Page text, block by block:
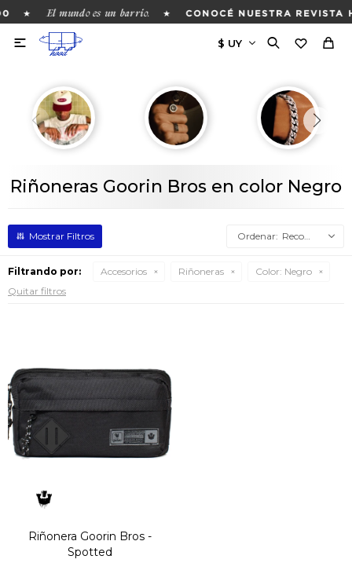
★ El mundo es un barrio. ★ CONOCÉ NUESTRA REVISTA

Riñoneras Goorin Bros en color Negro
Recomendados
Filtrando por: Accesorios Riñoneras Color: Negro
Quitar filtros
Riñonera Goorin Bros -
Spotted